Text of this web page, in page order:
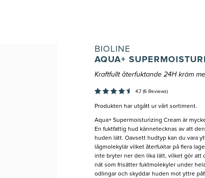
BIOLINE
AQUA+
Kraftfullt återfuktande 24H kräm
4,7 (6 Reviews)
Produkten har utgått ur vårt sortiment.
Aqua+ Supermoisturizing Cream är
En fuktfattig hud kännetecknas av att
huden lätt. Oavsett hudtyp kan du vara
lågmolekylär vilket återfuktar på flera
inte bryter ner den lika lätt, vilket gör att
nät som frisätter fuktmolekyler under
odlingar och skyddar huden mot yttre